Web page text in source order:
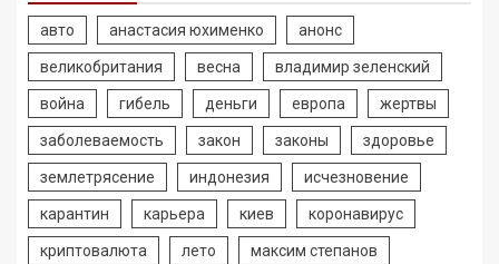
авто анастасия юхименко анонс
великобритания весна владимир зеленский
война гибель деньги европа жертвы
заболеваемость закон законы здоровье
землетрясение индонезия исчезновение
карантин карьера киев коронавирус
криптовалюта лето максим степанов